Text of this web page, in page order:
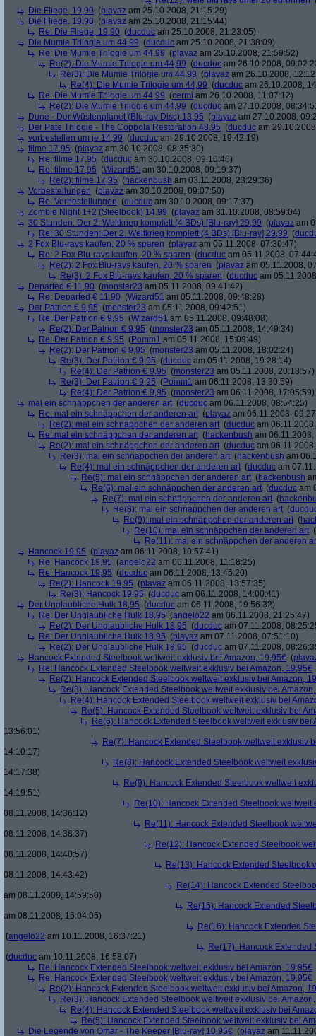
Die Fliege, 19,90 (playaz am 25.10.2008, 21:15:29)
Die Fliege, 19,90 (playaz am 25.10.2008, 21:15:44)
Re: Die Fliege, 19,90 (ducduc am 25.10.2008, 21:23:05)
Die Mumie Trilogie um 44,99 (ducduc am 25.10.2008, 21:38:09)
Re: Die Mumie Trilogie um 44,99 (playaz am 25.10.2008, 21:59:52)
Re(2): Die Mumie Trilogie um 44,99 (ducduc am 26.10.2008,
Re(3): Die Mumie Trilogie um 44,99 (playaz am 26.10.2008,
Re(4): Die Mumie Trilogie um 44,99 (ducduc am 26.10.2008,
Re: Die Mumie Trilogie um 44,99 (cermi am 26.10.2008, 11:07:12)
Re(2): Die Mumie Trilogie um 44,99 (ducduc am 27.10.2008,
Dune - Der Wüstenplanet (Blu-ray Disc) 13,95 (playaz am 27.10.2008,
Der Pate Trilogie - The Coppola Restoration 48,95 (ducduc am
vorbestellen um je 14,99 (ducduc am 29.10.2008, 19:42:19)
filme 17,95 (playaz am 30.10.2008, 08:35:30)
Re: filme 17,95 (ducduc am 30.10.2008, 09:16:46)
Re: filme 17,95 (Wizard51 am 30.10.2008, 09:19:37)
Re(2): filme 17,95 (hackenbush am 03.11.2008, 23:29:36)
Vorbestellungen (playaz am 30.10.2008, 09:07:50)
Re: Vorbestellungen (ducduc am 30.10.2008, 09:17:37)
Zombie Night 1+2 (Steelbook) 14,99 (playaz am 31.10.2008, 08:59:04)
30 Stunden: Der 2. Weltkrieg komplett (4 BDs) [Blu-ray] 29,99 (playaz am
Re: 30 Stunden: Der 2. Weltkrieg komplett (4 BDs) [Blu-ray] 29,99 (
2 Fox Blu-rays kaufen, 20 % sparen (playaz am 05.11.2008, 07:30:47)
Re: 2 Fox Blu-rays kaufen, 20 % sparen (ducduc am 05.11.2008,
Re(2): 2 Fox Blu-rays kaufen, 20 % sparen (playaz am 05.11.2008,
Re(3): 2 Fox Blu-rays kaufen, 20 % sparen (ducduc am
Departed € 11,90 (monster23 am 05.11.2008, 09:41:42)
Re: Departed € 11,90 (Wizard51 am 05.11.2008, 09:48:28)
Der Patrion € 9,95 (monster23 am 05.11.2008, 09:42:51)
Re: Der Patrion € 9,95 (Wizard51 am 05.11.2008, 09:48:08)
Re(2): Der Patrion € 9,95 (monster23 am 05.11.2008, 14:49:34)
Re: Der Patrion € 9,95 (Pomm1 am 05.11.2008, 15:09:49)
Re(2): Der Patrion € 9,95 (monster23 am 05.11.2008, 18:02:24)
Re(3): Der Patrion € 9,95 (ducduc am 05.11.2008, 19:28:14)
Re(4): Der Patrion € 9,95 (monster23 am 05.11.2008, 20:18:57)
Re(3): Der Patrion € 9,95 (Pomm1 am 06.11.2008, 13:30:59)
Re(4): Der Patrion € 9,95 (monster23 am 06.11.2008, 17:05:59)
mal ein schnäppchen der anderen art (ducduc am 06.11.2008, 08:54:25)
Re: mal ein schnäppchen der anderen art (playaz am 06.11.2008,
Re(2): mal ein schnäppchen der anderen art (ducduc am
Re: mal ein schnäppchen der anderen art (hackenbush am
Re(2): mal ein schnäppchen der anderen art (ducduc am
Re(3): mal ein schnäppchen der anderen art (hackenbush am
Re(4): mal ein schnäppchen der anderen art (ducduc am
Re(5): mal ein schnäppchen der anderen art (hackenbush
Re(6): mal ein schnäppchen der anderen art (ducduc am
Re(7): mal ein schnäppchen der anderen art (
Re(8): mal ein schnäppchen der anderen art (
Re(9): mal ein schnäppchen der anderen art (
Re(10): mal ein schnäppchen der anderen art (
Re(11): mal ein schnäppchen der anderen
Hancock 19,95 (playaz am 06.11.2008, 10:57:41)
Re: Hancock 19,95 (angelo22 am 06.11.2008, 11:18:25)
Re: Hancock 19,95 (ducduc am 06.11.2008, 13:45:20)
Re(2): Hancock 19,95 (playaz am 06.11.2008, 13:57:35)
Re(3): Hancock 19,95 (ducduc am 06.11.2008, 14:00:41)
Der Unglaubliche Hulk 18,95 (ducduc am 06.11.2008, 19:56:32)
Re: Der Unglaubliche Hulk 18,95 (angelo22 am 06.11.2008, 21:25:47)
Re(2): Der Unglaubliche Hulk 18,95 (ducduc am 07.11.2008,
Re: Der Unglaubliche Hulk 18,95 (playaz am 07.11.2008, 07:51:10)
Re(2): Der Unglaubliche Hulk 18,95 (ducduc am 07.11.2008,
Hancock Extended Steelbook weltweit exklusiv bei Amazon, 19,95€ (
Re: Hancock Extended Steelbook weltweit exklusiv bei Amazon, 19,95€
Re(2): Hancock Extended Steelbook weltweit exklusiv bei Amazon,
Re(3): Hancock Extended Steelbook weltweit exklusiv bei
Re(4): Hancock Extended Steelbook weltweit exklusiv bei
Re(5): Hancock Extended Steelbook weltweit exklusiv bei
Re(6): Hancock Extended Steelbook weltweit exklusiv bei
13:56:01)
Re(7): Hancock Extended Steelbook weltweit exklusiv
14:10:17)
Re(8): Hancock Extended Steelbook weltweit
14:17:38)
Re(9): Hancock Extended Steelbook weltweit
14:19:51)
Re(10): Hancock Extended Steelbook weltweit
08.11.2008, 14:36:12)
Re(11): Hancock Extended Steelbook
08.11.2008, 14:38:37)
Re(12): Hancock Extended Steelbook
08.11.2008, 14:40:57)
Re(13): Hancock Extended Steelbook
08.11.2008, 14:43:42)
Re(14): Hancock Extended
am 08.11.2008, 14:59:50)
Re(15): Hancock Extended
am 08.11.2008, 15:04:05)
Re(16): Hancock Extended
(angelo22 am 10.11.2008, 16:37:21)
Re(17): Hancock
(ducduc am 10.11.2008, 16:58:07)
Re: Hancock Extended Steelbook weltweit exklusiv bei Amazon, 19,95€
Re: Hancock Extended Steelbook weltweit exklusiv bei Amazon, 19,95€
Re(2): Hancock Extended Steelbook weltweit exklusiv bei Amazon,
Re(3): Hancock Extended Steelbook weltweit exklusiv bei
Re(4): Hancock Extended Steelbook weltweit exklusiv bei
Re(5): Hancock Extended Steelbook weltweit exklusiv bei
Die Legende von Omar - The Keeper [Blu-ray] 10,95€ (playaz am